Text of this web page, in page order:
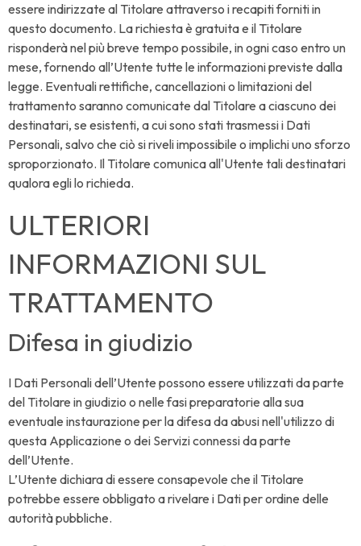
essere indirizzate al Titolare attraverso i recapiti forniti in
questo documento. La richiesta è gratuita e il Titolare
risponderà nel più breve tempo possibile, in ogni caso entro un
mese, fornendo all’Utente tutte le informazioni previste dalla
legge. Eventuali rettifiche, cancellazioni o limitazioni del
trattamento saranno comunicate dal Titolare a ciascuno dei
destinatari, se esistenti, a cui sono stati trasmessi i Dati
Personali, salvo che ciò si riveli impossibile o implichi uno sforzo
sproporzionato. Il Titolare comunica all'Utente tali destinatari
qualora egli lo richieda.
ULTERIORI
INFORMAZIONI SUL
TRATTAMENTO
Difesa in giudizio
I Dati Personali dell’Utente possono essere utilizzati da parte
del Titolare in giudizio o nelle fasi preparatorie alla sua
eventuale instaurazione per la difesa da abusi nell'utilizzo di
questa Applicazione o dei Servizi connessi da parte
dell’Utente.
L’Utente dichiara di essere consapevole che il Titolare
potrebbe essere obbligato a rivelare i Dati per ordine delle
autorità pubbliche.